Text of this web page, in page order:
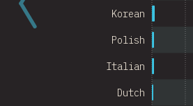
Chile
Indonesia
Belarus
Dutch
Italian
Polish
Korean